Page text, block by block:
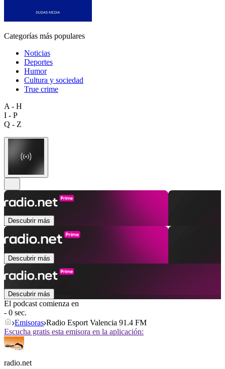
Categorías más populares
Noticias
Deportes
Humor
Cultura y sociedad
True crime
A - H
I - P
Q - Z
Descubrir más
Descubrir más
Descubrir más
El podcast comienza en
- 0 sec.
Emisoras Radio Esport Valencia 91.4 FM
Escucha gratis esta emisora en la aplicación:
radio.net